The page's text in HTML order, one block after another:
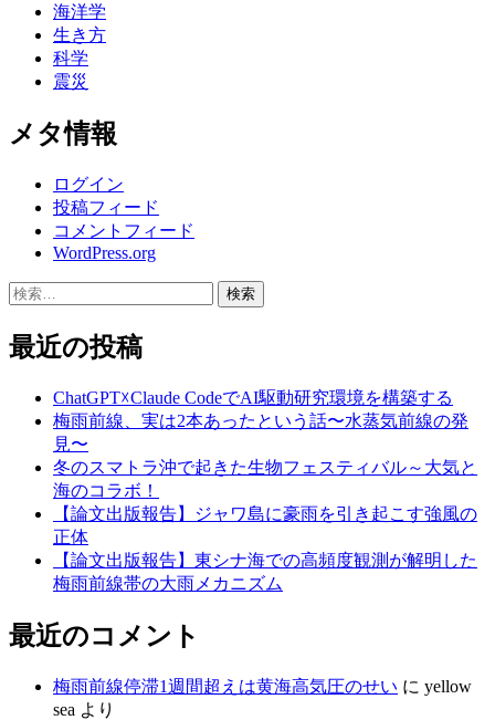
海洋学
生き方
科学
震災
メタ情報
ログイン
投稿フィード
コメントフィード
WordPress.org
検
最近の投稿
ChatGPT☓Claude CodeでAI駆動研究環境を構築する
梅雨前線、実は2本あったという話〜水蒸気前線の発
見〜
冬のスマトラ沖で起きた生物フェスティバル～大気と
海のコラボ！
【論文出版報告】ジャワ島に豪雨を引き起こす強風の
正体
【論文出版報告】東シナ海での高頻度観測が解明した
梅雨前線帯の大雨メカニズム
最近のコメント
梅雨前線停滞1週間超えは黄海高気圧のせい に yellow
sea より